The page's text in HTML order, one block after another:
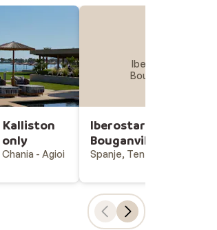
Kalliston
only
- Agioi
Iberostar Waves
Bouganville Playa
Iberostar Waves
Bouganville Playa
Spanje, Tenerife, Costa